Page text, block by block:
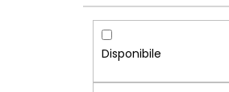
Disponibile